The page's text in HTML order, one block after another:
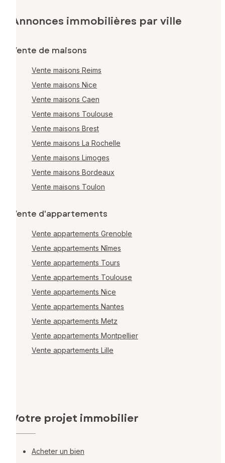
Annonces immobilières par ville
Vente de maisons
Vente maisons Reims
Vente maisons Nice
Vente maisons Caen
Vente maisons Toulouse
Vente maisons Brest
Vente maisons La Rochelle
Vente maisons Limoges
Vente maisons Bordeaux
Vente maisons Toulon
Vente d'appartements
Vente appartements Grenoble
Vente appartements Nîmes
Vente appartements Tours
Vente appartements Toulouse
Vente appartements Nice
Vente appartements Nantes
Vente appartements Metz
Vente appartements Montpellier
Vente appartements Lille
Votre projet immobilier
Acheter un bien